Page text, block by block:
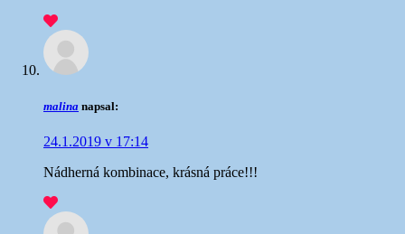
malina napsal:
24.1.2019 v 17:14
Nádherná kombinace, krásná práce!!!